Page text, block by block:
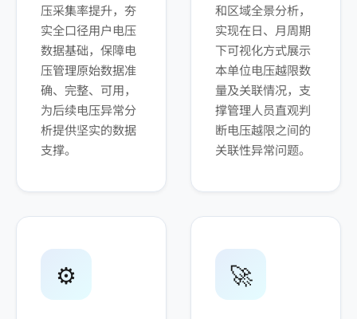
压采集率提升，夯
实全口径用户电压
数据基础，保障电
压管理原始数据准
确、完整、可用，
为后续电压异常分
析提供坚实的数据
支撑。
和区域全景分析，
实现在日、月周期
下可视化方式展示
本单位电压越限数
量及关联情况，支
撑管理人员直观判
断电压越限之间的
关联性异常问题。
⚙️ 🚀